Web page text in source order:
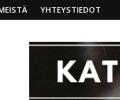
YHTEYSTIEDOT